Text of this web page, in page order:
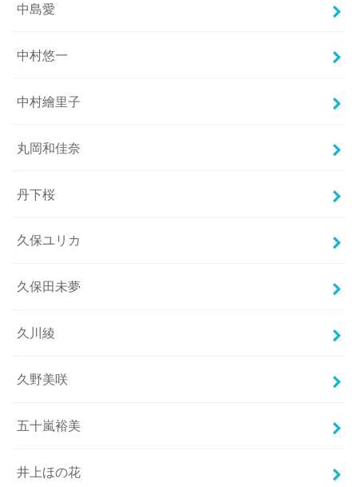
中島愛
中村悠一
中村繪里子
丸岡和佳奈
丹下桜
久保ユリカ
久保田未夢
久川綾
久野美咲
五十嵐裕美
井上ほの花